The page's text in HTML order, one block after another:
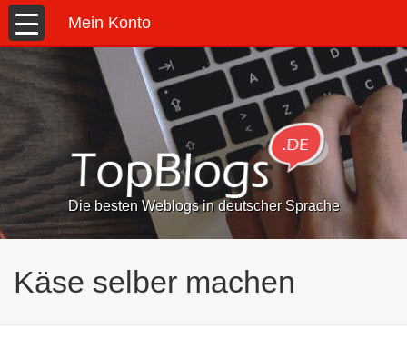
Mein Konto
Die besten Weblogs in deutscher Sprache
Käse selber machen